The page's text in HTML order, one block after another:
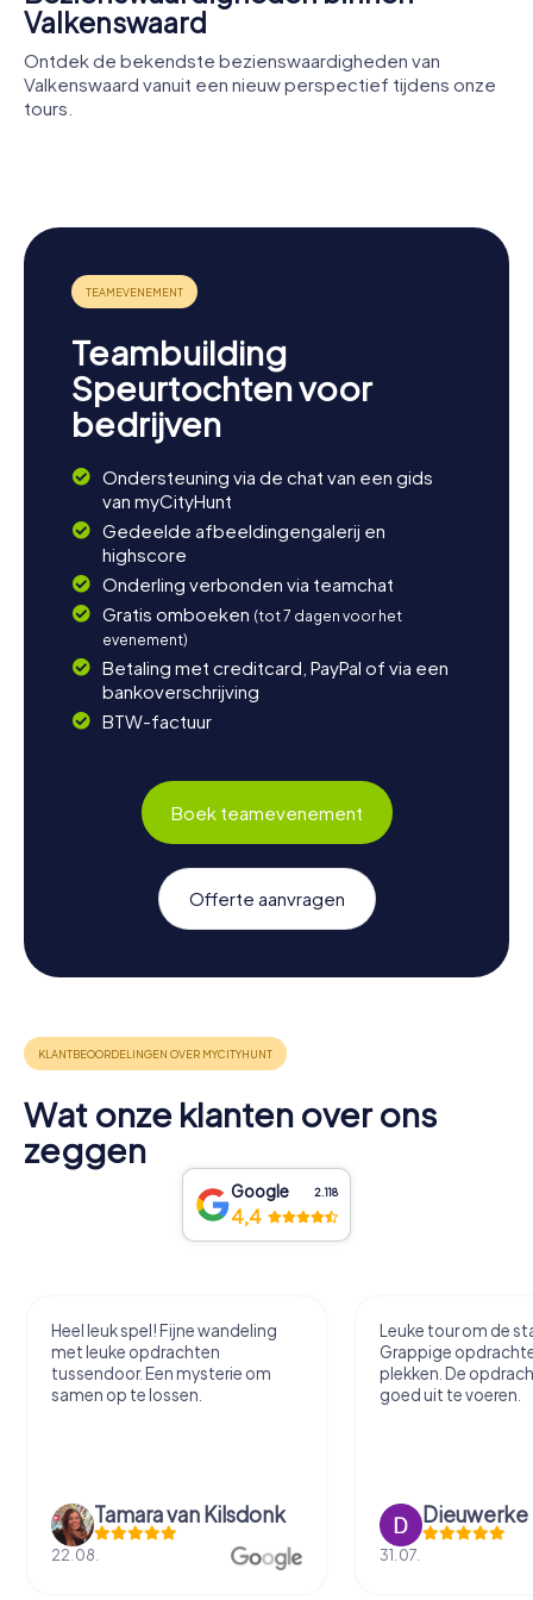
Valkenswaard
Ontdek de bekendste bezienswaardigheden van
Valkenswaard vanuit een nieuw perspectief tijdens onze
tours.
Teambuilding
Speurtochten voor
bedrijven
Ondersteuning via de chat van een gids
van myCityHunt
Gedeelde afbeeldingengalerij en
highscore
Onderling verbonden via teamchat
Gratis omboeken (tot 7 dagen voor het
evenement)
Betaling met creditcard, PayPal of via een
bankoverschrijving
BTW-factuur
Boek teamevenement
Offerte aanvragen
Wat onze klanten over ons
zeggen
Google 2.118
4,4
Heel leuk spel! Fijne wandeling
met leuke opdrachten
tussendoor. Een mysterie om
samen op te lossen.
Tamara van Kilsdonk
22.08.
Leuke tour om de
Grappige
plekken. De
goed uit te voeren.
31.07.